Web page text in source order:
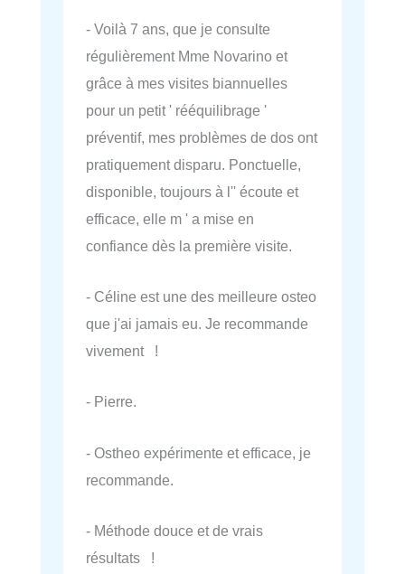
- Voilà 7 ans, que je consulte
régulièrement Mme Novarino et
grâce à mes visites biannuelles
pour un petit ' rééquilibrage '
préventif, mes problèmes de dos ont
pratiquement disparu. Ponctuelle,
disponible, toujours à l'' écoute et
efficace, elle m ' a mise en
confiance dès la première visite.
- Céline est une des meilleure osteo
que j'ai jamais eu. Je recommande
vivement !
- Pierre.
- Ostheo expérimente et efficace, je
recommande.
- Méthode douce et de vrais
résultats !